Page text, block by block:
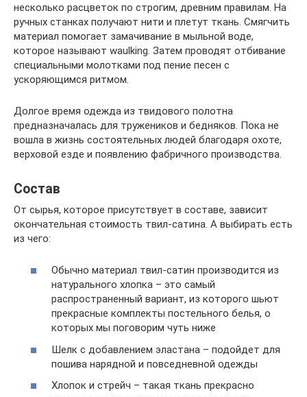
несколько расцветок по строгим, древним правилам. На
ручных станках получают нити и плетут ткань. Смягчить
материал помогает замачивание в мыльной воде,
которое называют waulking. Затем проводят отбивание
специальными молотками под пение песен с
ускоряющимся ритмом.
Долгое время одежда из твидового полотна
предназначалась для тружеников и бедняков. Пока не
вошла в жизнь состоятельных людей благодаря охоте,
верховой езде и появлению фабричного производства.
Состав
От сырья, которое присутствует в составе, зависит
окончательная стоимость твил-сатина. А выбирать есть
из чего:
Обычно материал твил-сатин производится из
натурального хлопка – это самый
распространенный вариант, из которого шьют
прекрасные комплекты постельного белья, о
которых мы поговорим чуть ниже
Шелк с добавлением эластана – подойдет для
пошива нарядной и повседневной одежды
Хлопок и стрейч – такая ткань прекрасно